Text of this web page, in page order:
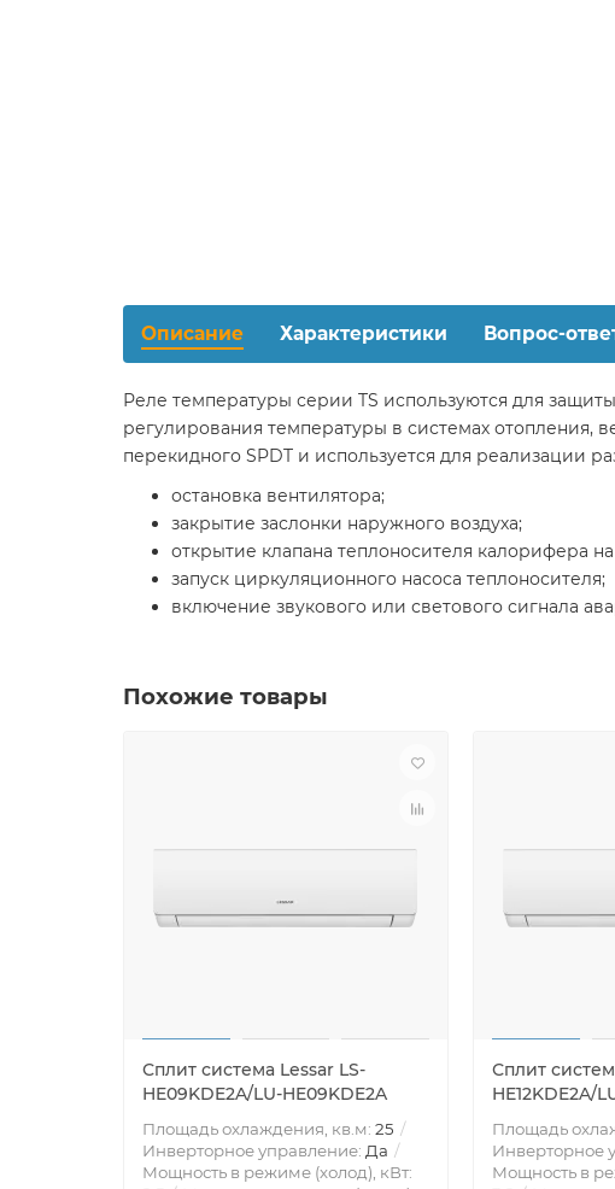
Описание Характеристики Вопрос-
Реле температуры серии TS используются для
регулирования температуры в системах
перекидного SPDT и используется для реализации
остановка вентилятора;
закрытие заслонки наружного воздуха;
открытие клапана теплоносителя калорифера на
запуск циркуляционного насоса теплоносителя;
включение звукового или светового сигнала
Похожие товары
Сплит система Lessar LS-
HE09KDE2A/LU-HE09KDE2A
Площадь охлаждения, кв.м: 25
Инверторное управление: Да
Мощность в режиме (холод), кВт:
Сплит
HE12KDE2A/
Площадь
Инверторное
Мощность в